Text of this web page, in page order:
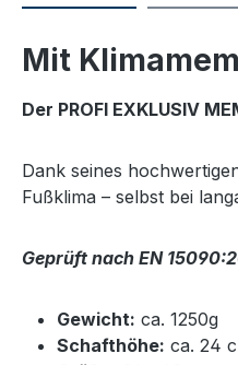
Mit
Der PROFI EXKLUSIV
Dank seines
Fußklima – selbst bei
Geprüft nach EN
Gewicht: ca. 1250g
Schafthöhe: ca. 24